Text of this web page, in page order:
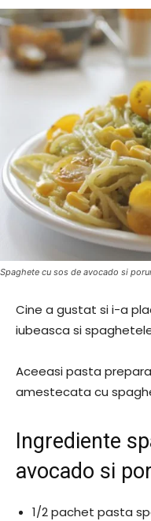
Spaghete cu sos de avocado si
Cine a gustat si i-a
iubeasca si
Aceeasi pasta
amestecata cu
Ingrediente
avocado si
1/2 pachet pasta